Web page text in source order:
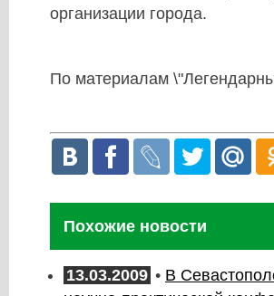
организации города.
По материалам
Похожие новости
13.03.2009 • В